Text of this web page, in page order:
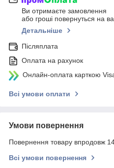
Ви отримаєте замовлення
або гроші повернуться на
Детальніше
Післяплата
Оплата на рахунок
Онлайн-оплата карткою
Всі умови оплати
Умови повернення
Повернення товару впродовж
Всі умови повернення